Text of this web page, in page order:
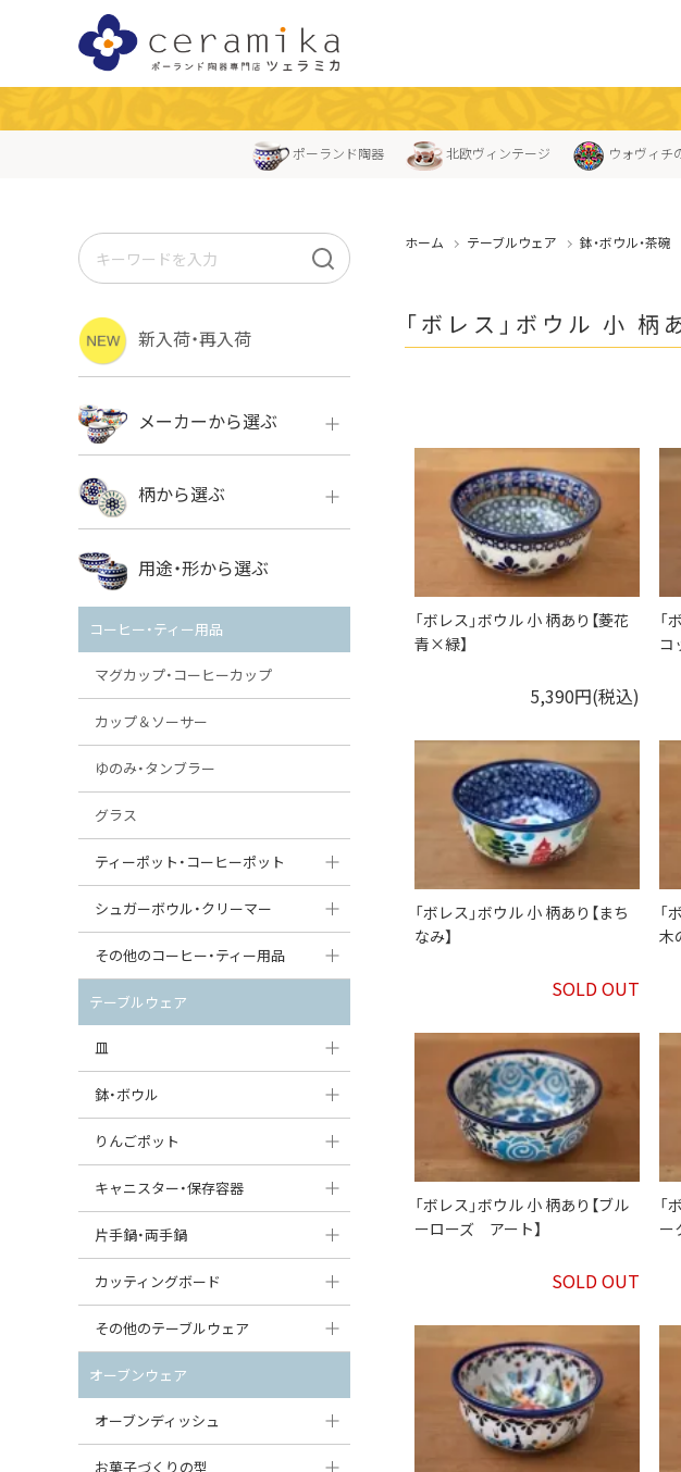
ポーランド陶器 北欧ヴィンテージ ウォヴィチ
ホーム テーブルウェア 鉢・ボウル・茶碗
「ボレス」ボウル 小 柄
「ボレス」ボウル 小 柄あり【菱花
青×緑】
5,390円(税込)
「
コ
「ボレス」ボウル 小 柄あり【まち
なみ】
SOLD OUT
「
木
「ボレス」ボウル 小 柄あり【ブル
ーローズ アート】
SOLD OUT
「
ー
新入荷・再入荷
メーカーから選ぶ
ボレス
VENA
ミレナ
柄から選ぶ
ボレス
用途・形から選ぶ
コーヒー・ティー用品
マグカップ・コーヒーカップ
カップ＆ソーサー
ゆのみ・タンブラー
グラス
ティーポット・コーヒーポット
ティーポット
コーヒーポット
シュガーボウル・クリーマー
シュガーボウル
クリーマー
その他のコーヒー・ティー用品
ポットウォーマー
ピッチャー
コーヒードリッパー
すべて見る
テーブルウェア
皿
大皿（24cm〜）
中皿（18〜24cm）
丸皿
スープ皿
ダルマプレート
鉢・ボウル
大鉢（21cm〜）
中鉢（16〜21cm）
丸鉢・どんぶり・ボウル
茶碗
りんごポット
りんごポット
りんごポット小
キャニスター・保存容器
キャニスター
つぼ
ガーリックポット
オニオンキャニスター
片手鍋・両手鍋
ソースパン（片手鍋）
スープチュリーン
カッティングボード
角型カッティングボード
丸型カッティングボード
すべて見る
その他のテーブルウェア
調味料入れ
グレイヴィーボート
エッグカップ
オーブンウェア
オーブンディッシュ
大型（24cm〜）
お菓子づくりの型